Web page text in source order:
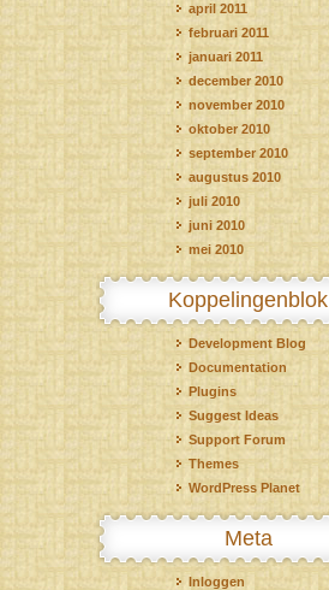
april 2011
februari 2011
januari 2011
december 2010
november 2010
oktober 2010
september 2010
augustus 2010
juli 2010
juni 2010
mei 2010
Koppelingenblok
Development Blog
Documentation
Plugins
Suggest Ideas
Support Forum
Themes
WordPress Planet
Meta
Inloggen